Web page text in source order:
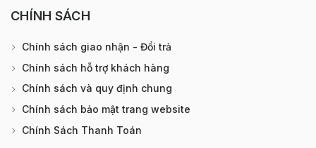
CHÍNH SÁCH
Chính sách giao nhận - Đổi trả
Chính sách hỗ trợ khách hàng
Chính sách và quy định chung
Chính sách bảo mật trang website
Chính Sách Thanh Toán